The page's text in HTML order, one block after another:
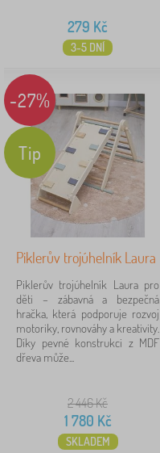
279 Kč
3-5 DNÍ
-27%
Tip
Piklerův trojúhelník Laura
Piklerův trojúhelník Laura pro
děti – zábavná a bezpečná
hračka, která podporuje rozvoj
motoriky, rovnováhy a kreativity.
Díky pevné konstrukci z MDF
dřeva může...
2 446Kč
1 780 Kč
SKLADEM